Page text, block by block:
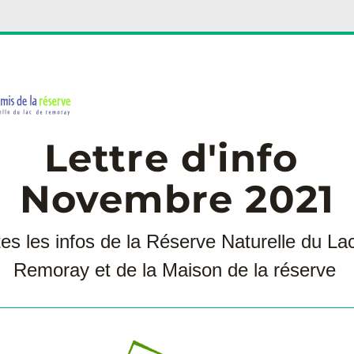
Lettre d'info
Novembre 2021
les infos de la Réserve Naturelle du
Remoray et de la Maison de la réserve